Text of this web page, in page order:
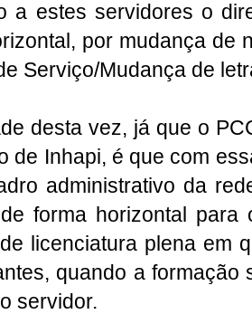
a estes servidores o
por mudança de
Serviço/Mudança de
desta vez, já que o
de Inhapi, é que com
administrativo da
forma horizontal
licenciatura plena em
quando a
servidor.